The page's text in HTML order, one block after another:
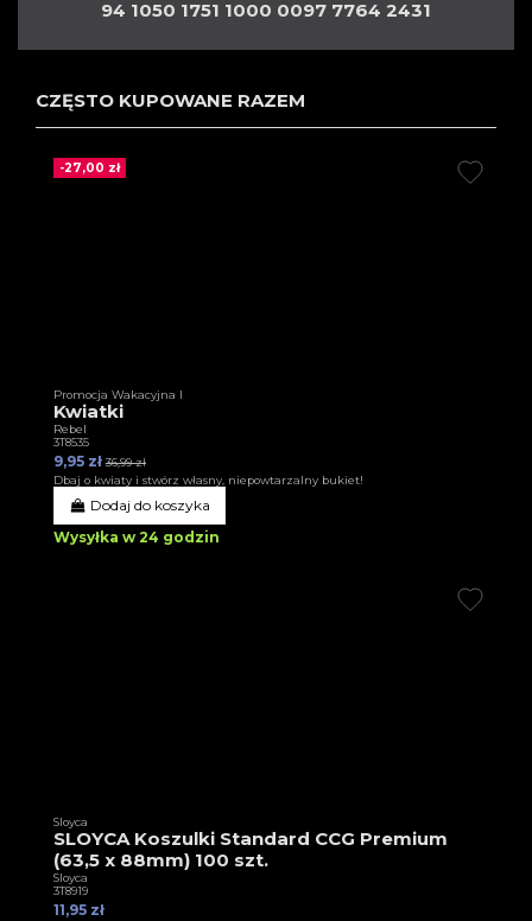
94 1050 1751 1000 0097 7764 2431
CZĘSTO KUPOWANE RAZEM
-27,00 zł
Promocja Wakacyjna I
Kwiatki
Rebel
3T8535
9,95 zł 36,99 zł
Dbaj o kwiaty i stwórz własny, niepowtarzalny bukiet!
Dodaj do koszyka
Wysyłka w 24 godzin
Sloyca
SLOYCA Koszulki Standard CCG Premium
(63,5 x 88mm) 100 szt.
Sloyca
3T8919
11,95 zł